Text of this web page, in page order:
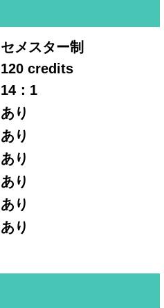
セメスター制
120 credits
14：1
あり
あり
あり
あり
あり
あり